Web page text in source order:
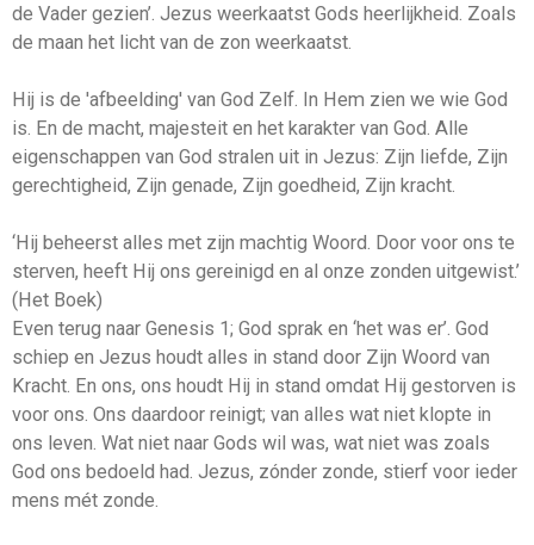
de Vader gezien’. Jezus weerkaatst Gods heerlijkheid. Zoals
de maan het licht van de zon weerkaatst.
Hij is de 'afbeelding' van God Zelf. In Hem zien we wie God
is. En de macht, majesteit en het karakter van God. Alle
eigenschappen van God stralen uit in Jezus: Zijn liefde, Zijn
gerechtigheid, Zijn genade, Zijn goedheid, Zijn kracht.
‘Hij beheerst alles met zijn machtig Woord. Door voor ons te
sterven, heeft Hij ons gereinigd en al onze zonden uitgewist.’
(Het Boek)
Even terug naar Genesis 1; God sprak en ‘het was er’. God
schiep en Jezus houdt alles in stand door Zijn Woord van
Kracht. En ons, ons houdt Hij in stand omdat Hij gestorven is
voor ons. Ons daardoor reinigt; van alles wat niet klopte in
ons leven. Wat niet naar Gods wil was, wat niet was zoals
God ons bedoeld had. Jezus, zónder zonde, stierf voor ieder
mens mét zonde.